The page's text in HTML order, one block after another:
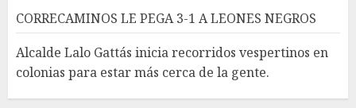
CORRECAMINOS LE PEGA 3-1 A LEONES NEGROS
Alcalde Lalo Gattás inicia recorridos vespertinos en
colonias para estar más cerca de la gente.